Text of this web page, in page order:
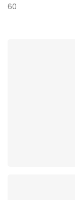
60